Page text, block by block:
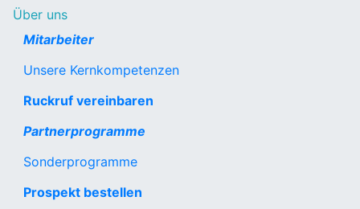
Über uns
Mitarbeiter
Unsere Kernkompetenzen
Ruckruf vereinbaren
Partnerprogramme
Sonderprogramme
Prospekt bestellen